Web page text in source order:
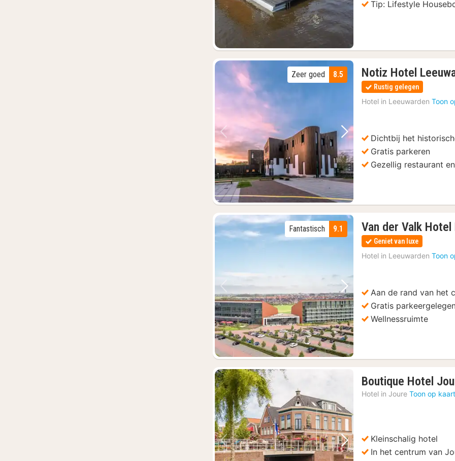
Tip: Lifestyle
Vorige foto Volgende foto
8.5
Zeer goed Notiz Hotel
Rustig gelegen
Hotel in Leeuwarden Toon
Dichtbij het
Gratis parkeren
Gezellig restaurant
Vorige foto Volgende foto
9.1
Fantastisch Van der Valk Hotel
Geniet van luxe
Hotel in Leeuwarden Toon
Aan de rand van het
Gratis
Wellnessruimte
Vorige foto Volgende foto
Boutique Hotel
Hotel in Joure Toon op kaart
Kleinschalig hotel
In het centrum van